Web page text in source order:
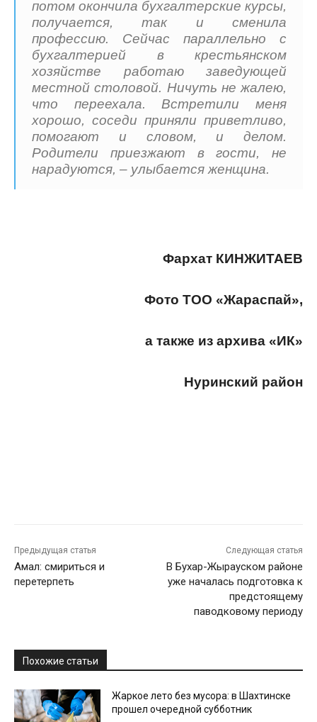
потом окончила бухгалтерские курсы,
получается, так и сменила
профессию. Сейчас параллельно с
бухгалтерией в крестьянском
хозяйстве работаю заведующей
местной столовой. Ничуть не жалею,
что переехала. Встретили меня
хорошо, соседи приняли приветливо,
помогают и словом, и делом.
Родители приезжают в гости, не
нарадуются, – улыбается женщина.
Фархат КИНЖИТАЕВ
Фото ТОО «Жараспай»,
а также из архива «ИК»
Нуринский район
Предыдущая статья
Амал: смириться и
перетерпеть
Следующая статья
В Бухар-Жырауском районе
уже началась подготовка к
предстоящему
паводковому периоду
Похожие статьи
Жаркое лето без мусора: в Шахтинске
прошел очередной субботник